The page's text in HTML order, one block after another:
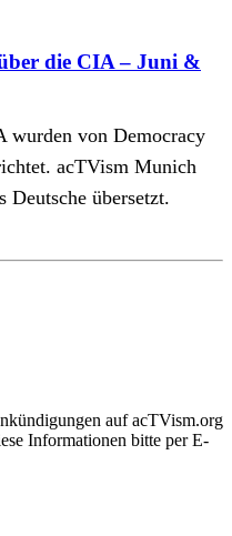
die CIA – Juni &
wurden von Democracy
acTVism Munich
Deutsche übersetzt.
auf acTVism.org
Informationen bitte per E-